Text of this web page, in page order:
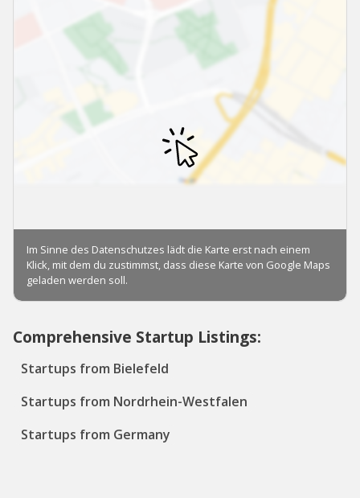
Comprehensive Startup Listings:
Startups from Bielefeld
Startups from Nordrhein-Westfalen
Startups from Germany